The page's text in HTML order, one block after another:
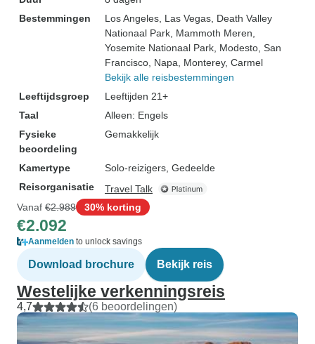
Bestemmingen
Los Angeles , Las Vegas , Death Valley
Nationaal Park , Mammoth Meren
Yosemite Nationaal Park , Modesto , San
Francisco , Napa , Monterey, Carmel
Bekijk alle reisbestemmingen
Leeftijdsgroep
Leeftijden 21+
Taal
Alleen: Engels
Fysieke
beoordeling
Gemakkelijk
Kamertype
Solo-reizigers, Gedeelde
Reisorganisatie
Travel Talk
Vanaf €2.989 30% korting
€2.092
Aanmelden to unlock savings
Download brochure Bekijk reis
Westelijke verkenningsreis
4,7 (6 beoordelingen)